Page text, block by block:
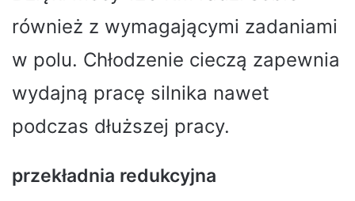
również z wymagającymi zadaniami
w polu. Chłodzenie cieczą zapewnia
wydajną pracę silnika nawet
podczas dłuższej pracy.
przekładnia redukcyjna